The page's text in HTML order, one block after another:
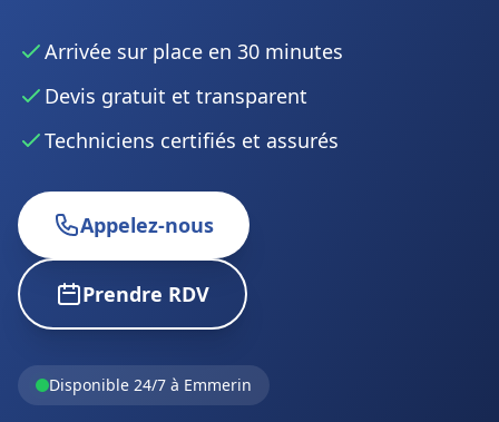
Arrivée sur place en 30 minutes
Devis gratuit et transparent
Techniciens certifiés et assurés
Appelez-nous
Prendre RDV
Disponible 24/7 à Emmerin